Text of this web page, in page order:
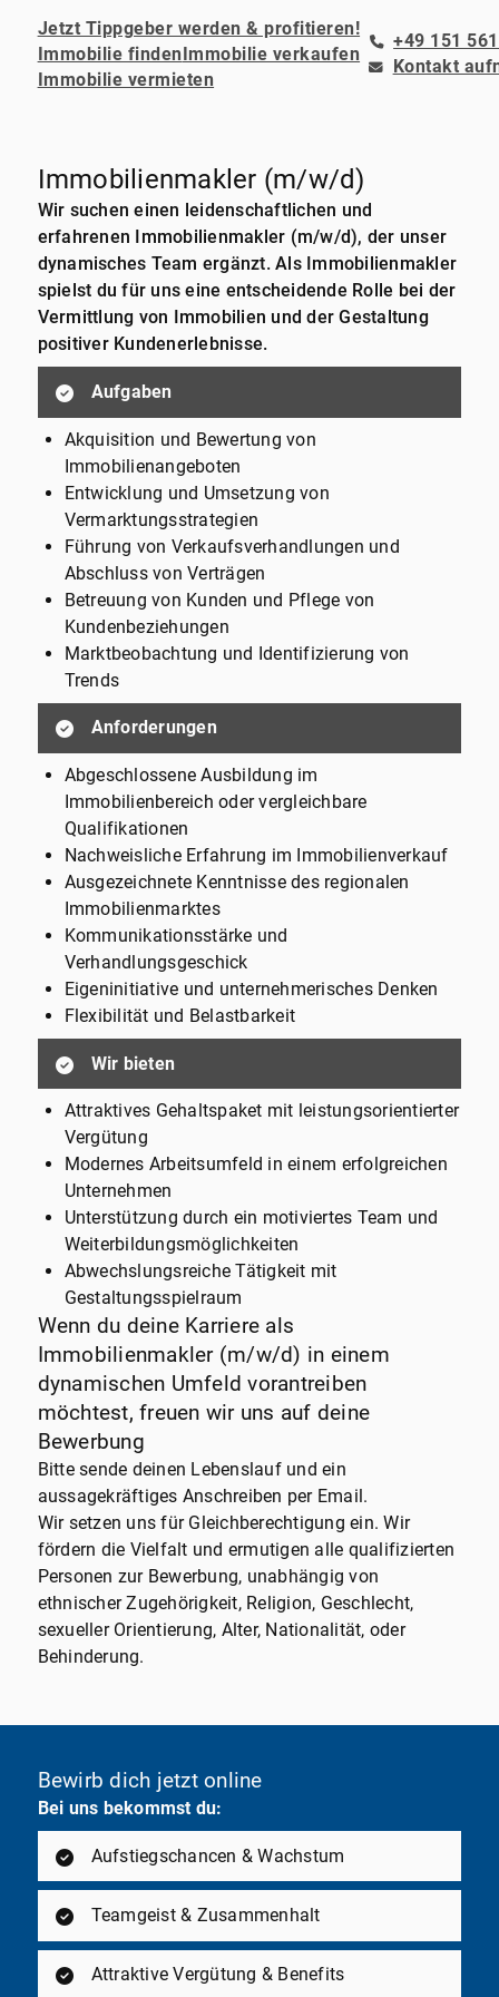
Jetzt Tippgeber werden & profitieren!
Immobilie findenImmobilie verkaufen
Immobilie vermieten
+49 151
Kontakt
Immobilienmakler (m/w/d)
Wir suchen einen leidenschaftlichen und
erfahrenen Immobilienmakler (m/w/d), der unser
dynamisches Team ergänzt. Als Immobilienmakler
spielst du für uns eine entscheidende Rolle bei der
Vermittlung von Immobilien und der Gestaltung
positiver Kundenerlebnisse.
Aufgaben
Akquisition und Bewertung von
Immobilienangeboten
Entwicklung und Umsetzung von
Vermarktungsstrategien
Führung von Verkaufsverhandlungen und
Abschluss von Verträgen
Betreuung von Kunden und Pflege von
Kundenbeziehungen
Marktbeobachtung und Identifizierung von
Trends
Anforderungen
Abgeschlossene Ausbildung im
Immobilienbereich oder vergleichbare
Qualifikationen
Nachweisliche Erfahrung im Immobilienverkauf
Ausgezeichnete Kenntnisse des regionalen
Immobilienmarktes
Kommunikationsstärke und
Verhandlungsgeschick
Eigeninitiative und unternehmerisches Denken
Flexibilität und Belastbarkeit
Wir bieten
Attraktives Gehaltspaket mit leistungsorientierter
Vergütung
Modernes Arbeitsumfeld in einem erfolgreichen
Unternehmen
Unterstützung durch ein motiviertes Team und
Weiterbildungsmöglichkeiten
Abwechslungsreiche Tätigkeit mit
Gestaltungsspielraum
Wenn du deine Karriere als
Immobilienmakler (m/w/d) in einem
dynamischen Umfeld vorantreiben
möchtest, freuen wir uns auf deine
Bewerbung
Bitte sende deinen Lebenslauf und ein
aussagekräftiges Anschreiben per Email.
Wir setzen uns für Gleichberechtigung ein. Wir
fördern die Vielfalt und ermutigen alle qualifizierten
Personen zur Bewerbung, unabhängig von
ethnischer Zugehörigkeit, Religion, Geschlecht,
sexueller Orientierung, Alter, Nationalität, oder
Behinderung.
Bewirb dich jetzt online
Bei uns bekommst du:
Aufstiegschancen & Wachstum
Teamgeist & Zusammenhalt
Attraktive Vergütung & Benefits